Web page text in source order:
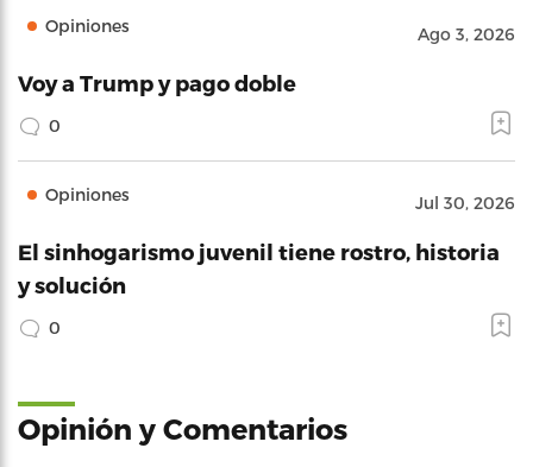
Opiniones Ago 3, 2026
Voy a Trump y pago doble
0
Opiniones Jul 30, 2026
El sinhogarismo juvenil tiene rostro, historia
y solución
0
Opinión y Comentarios